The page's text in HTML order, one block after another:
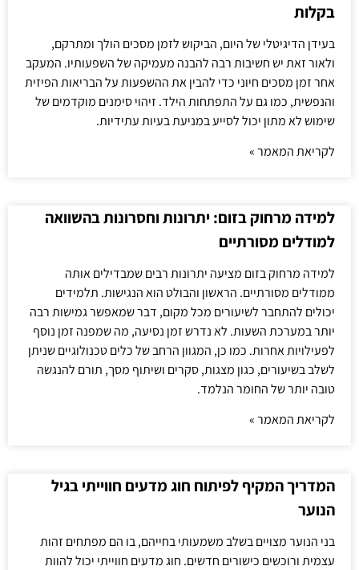
בקלות
בעידן הדיגיטלי של היום, הביקוש לזמן מסכים הולך ומתרקם,
ולאור זאת יש חשיבות רבה להבנה מעמיקה של השפעותיו. המעקב
אחר זמן מסכים חיוני כדי להבין את ההשפעות על הבריאות הפיזית
והנפשית, כמו גם על התפתחות הילד. זיהוי סימנים מוקדמים של
שימוש לא מתון יכול לסייע במניעת בעיות עתידיות.
לקריאת המאמר »
למידה מרחוק בזום: יתרונות וחסרונות בהשוואה
למודלים מסורתיים
למידה מרחוק בזום מציעה יתרונות רבים שמבדילים אותה
ממודלים מסורתיים. הראשון והבולט הוא הנגישות. תלמידים
יכולים להתחבר לשיעורים מכל מקום, דבר שמאפשר גמישות רבה
יותר במערכת השעות. לא נדרש זמן נסיעה, מה שמפנה זמן נוסף
לפעילויות אחרות. כמו כן, המגוון הרחב של כלים טכנולוגיים שניתן
לשלב בשיעורים, כגון מצגות, סקרים ושיתוף מסך, תורם להנגשה
טובה יותר של החומר הנלמד.
לקריאת המאמר »
המדריך המקיף לפיתוח חוג מדעים חווייתי בגיל
הנוער
בני הנוער מצויים בשלב משמעותי בחייהם, בו הם מפתחים זהות
עצמית ורוכשים כישורים חדשים. חוג מדעים חווייתי יכול להוות